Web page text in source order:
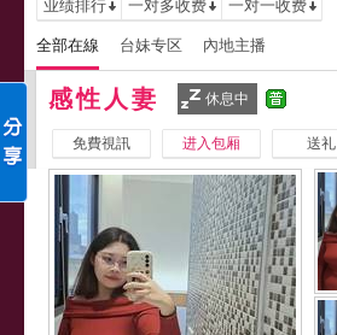
业绩排行 一对多收费 一对一收费
全部在線 台妹专区 內地主播
感性人妻 休息中
免費視訊 进入包厢 送礼